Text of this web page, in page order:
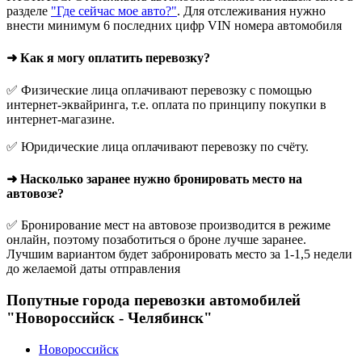
разделе "Где сейчас мое авто?". Для отслеживания нужно
внести минимум 6 последних цифр VIN номера автомобиля
➜ Как я могу оплатить перевозку?
✅ Физические лица оплачивают перевозку с помощью
интернет-эквайринга, т.е. оплата по принципу покупки в
интернет-магазине.
✅ Юридические лица оплачивают перевозку по счёту.
➜ Насколько заранее нужно бронировать место на
автовозе?
✅ Бронирование мест на автовозе производится в режиме
онлайн, поэтому позаботиться о броне лучше заранее.
Лучшим вариантом будет забронировать место за 1-1,5 недели
до желаемой даты отправления
Попутные города перевозки автомобилей
"Новороссийск - Челябинск"
Новороссийск